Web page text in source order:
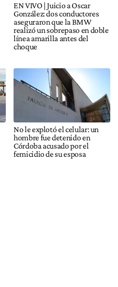
EN VIVO | Juicio a Oscar
González: dos conductores
aseguraron que la BMW
realizó un sobrepaso en doble
línea amarilla antes del
choque
No le explotó el celular: un
hombre fue detenido en
Córdoba acusado por el
femicidio de su esposa